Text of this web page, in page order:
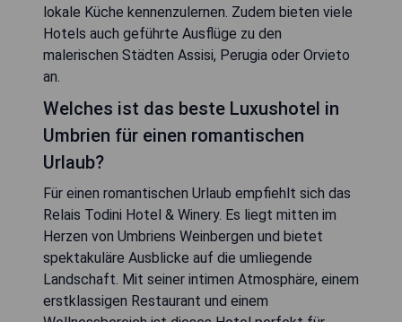
lokale Küche kennenzulernen. Zudem bieten viele
Hotels auch geführte Ausflüge zu den
malerischen Städten Assisi, Perugia oder Orvieto
an.
Welches ist das beste Luxushotel in
Umbrien für einen romantischen
Urlaub?
Für einen romantischen Urlaub empfiehlt sich das
Relais Todini Hotel & Winery. Es liegt mitten im
Herzen von Umbriens Weinbergen und bietet
spektakuläre Ausblicke auf die umliegende
Landschaft. Mit seiner intimen Atmosphäre, einem
erstklassigen Restaurant und einem